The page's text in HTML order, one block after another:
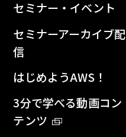
セミナー・イベント
セミナーアーカイブ配
信
はじめようAWS！
3分で学べる動画コン
テンツ